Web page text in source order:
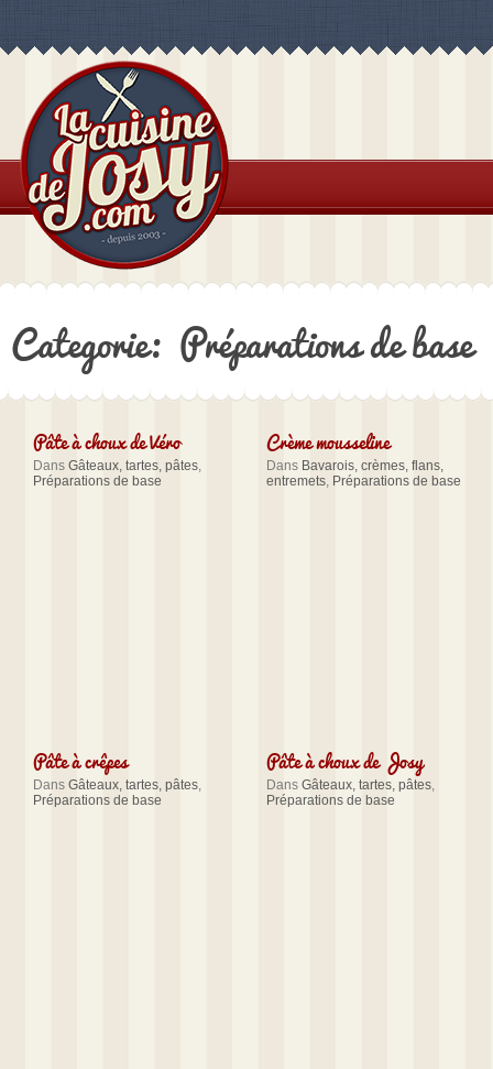
Categorie: Préparations de base
Pâte à choux de Véro
Dans Gâteaux, tartes, pâtes,
Préparations de base
Crème mousseline
Dans Bavarois, crèmes, flans,
entremets, Préparations de base
Pâte à crêpes
Dans Gâteaux, tartes, pâtes,
Préparations de base
Pâte à choux de Josy
Dans Gâteaux, tartes, pâtes,
Préparations de base